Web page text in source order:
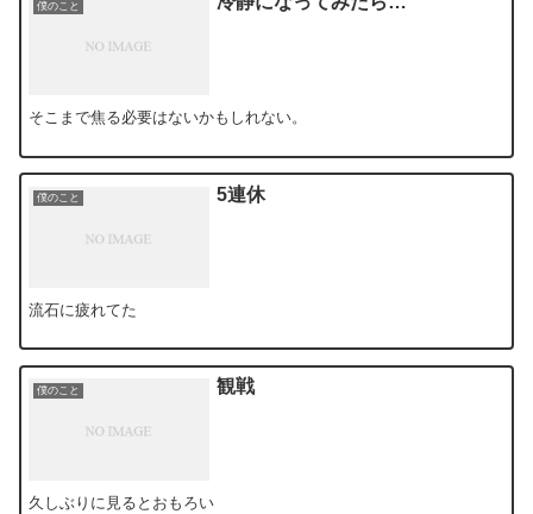
僕のこと
そこまで焦る必要はないかもしれない。
僕のこと 5連休
流石に疲れてた
僕のこと 観戦
久しぶりに見るとおもろい